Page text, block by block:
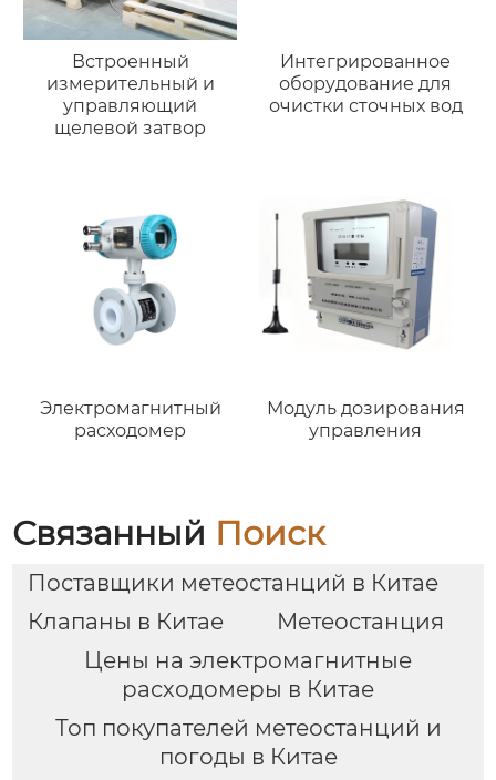
Встроенный
измерительный и
управляющий
щелевой затвор
Интегрированное
оборудование для
очистки сточных вод
Электромагнитный
расходомер
Модуль дозирования
управления
Связанный Поиск
Поставщики метеостанций в Китае
Клапаны в Китае
Метеостанция
Цены на электромагнитные
расходомеры в Китае
Топ покупателей метеостанций и
погоды в Китае